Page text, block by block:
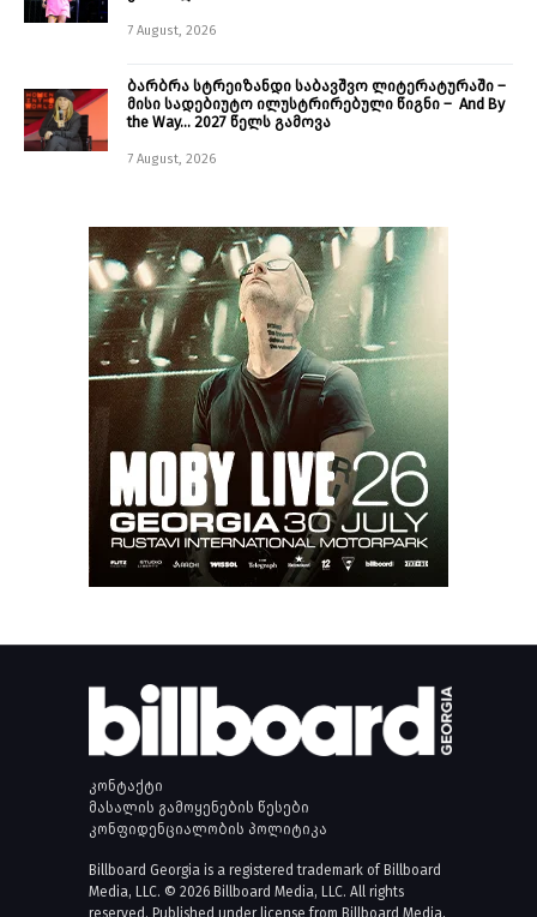
7 August, 2026
ბარბრა სტრეიზანდი საბავშვო ლიტერატურაში –
მისი სადებიუტო ილუსტრირებული წიგნი – And By
the Way… 2027 წელს გამოვა
7 August, 2026
კონტაქტი
მასალის გამოყენების წესები
კონფიდენციალობის პოლიტიკა
Billboard Georgia is a registered trademark of Billboard
Media, LLC. © 2026 Billboard Media, LLC. All rights
reserved. Published under license from Billboard Media,